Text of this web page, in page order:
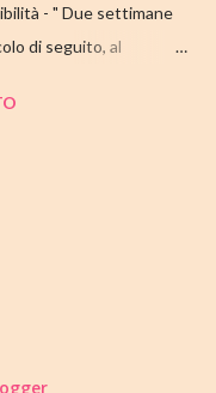
- " Due settimane
di seguito, al
AUTORE: R.C.
stessa pensione e